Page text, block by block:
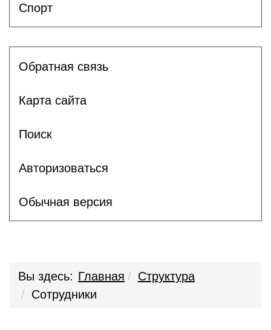
Спорт
Обратная связь
Карта сайта
Поиск
Авторизоваться
Обычная версия
Вы здесь: Главная
Структура
Сотрудники